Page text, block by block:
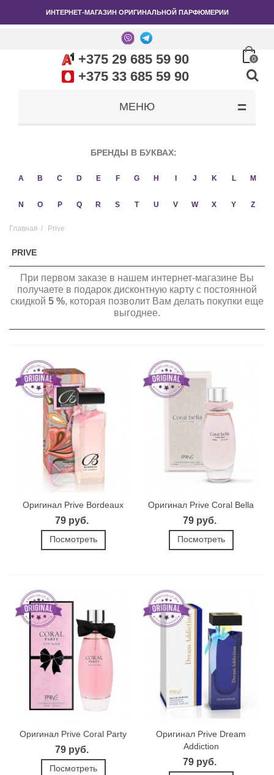
ИНТЕРНЕТ-МАГАЗИН ОРИГИНАЛЬНОЙ ПАРФЮМЕРИИ
+375 29 685 59 90
+375 33 685 59 90
0
МЕНЮ
БРЕНДЫ В БУКВАХ:
A B C D E F G H J K L M
N O P Q R S T U V W X Y Z
Главная / Prive
PRIVE
При первом заказе в нашем интернет-магазине Вы
получаете в подарок дисконтную карту с постоянной
скидкой 5 %, которая позволит Вам делать покупки еще
выгоднее.
Оригинал Prive Bordeaux
79 руб.
Посмотреть
Оригинал Prive Coral Bella
79 руб.
Посмотреть
Оригинал Prive Coral Party
79 руб.
Посмотреть
Оригинал Prive Dream
Addiction
79 руб.